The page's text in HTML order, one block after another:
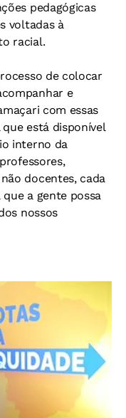
pedagógicas
voltadas à
racial.
de colocar
e
com essas
está disponível
interno da
docentes, cada
a gente possa
nossos